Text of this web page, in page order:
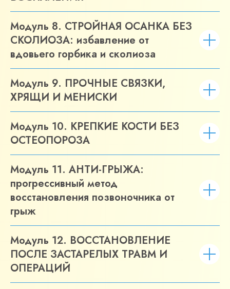
Модуль 8. СТРОЙНАЯ ОСАНКА БЕЗ
СКОЛИОЗА: избавление от
вдовьего горбика и сколиоза
Модуль 9. ПРОЧНЫЕ СВЯЗКИ,
ХРЯЩИ И МЕНИСКИ
Модуль 10. КРЕПКИЕ КОСТИ БЕЗ
ОСТЕОПОРОЗА
Модуль 11. АНТИ-ГРЫЖА:
прогрессивный метод
восстановления позвоночника от
грыж
Модуль 12. ВОССТАНОВЛЕНИЕ
ПОСЛЕ ЗАСТАРЕЛЫХ ТРАВМ И
ОПЕРАЦИЙ